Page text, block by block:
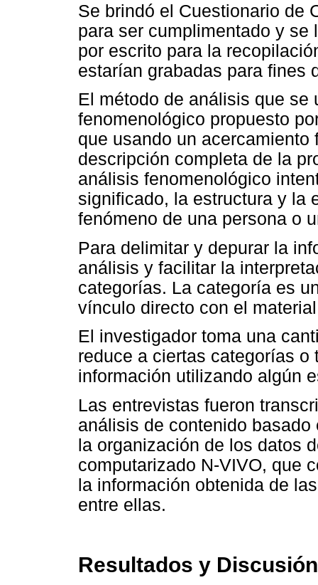
Se brindó el Cuestionario de
para ser cumplimentado y
por escrito para la
estarían grabadas para fines
El método de análisis que
fenomenológico propuesto
que usando un
descripción completa de la
análisis fenomenológico
significado, la estructura y la
fenómeno de una persona o
Para delimitar y depurar la
análisis y facilitar la
categorías. La categoría es
vínculo directo con el
El investigador toma una
reduce a ciertas categorías o
información utilizando algún
Las entrevistas fueron
análisis de contenido
la organización de los datos
computarizado N-VIVO, que
la información obtenida de
entre ellas.
Resultados y Discusión